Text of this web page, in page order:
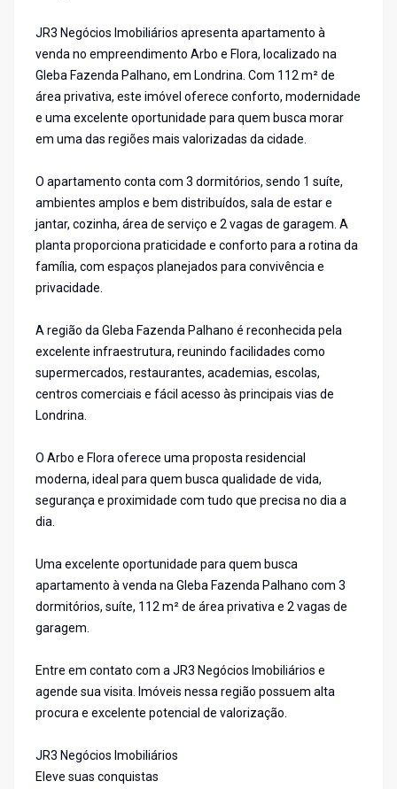
JR3 Negócios Imobiliários apresenta apartamento à
venda no empreendimento Arbo e Flora, localizado na
Gleba Fazenda Palhano, em Londrina. Com 112 m² de
área privativa, este imóvel oferece conforto, modernidade
e uma excelente oportunidade para quem busca morar
em uma das regiões mais valorizadas da cidade.
O apartamento conta com 3 dormitórios, sendo 1 suíte,
ambientes amplos e bem distribuídos, sala de estar e
jantar, cozinha, área de serviço e 2 vagas de garagem. A
planta proporciona praticidade e conforto para a rotina da
família, com espaços planejados para convivência e
privacidade.
A região da Gleba Fazenda Palhano é reconhecida pela
excelente infraestrutura, reunindo facilidades como
supermercados, restaurantes, academias, escolas,
centros comerciais e fácil acesso às principais vias de
Londrina.
O Arbo e Flora oferece uma proposta residencial
moderna, ideal para quem busca qualidade de vida,
segurança e proximidade com tudo que precisa no dia a
dia.
Uma excelente oportunidade para quem busca
apartamento à venda na Gleba Fazenda Palhano com 3
dormitórios, suíte, 112 m² de área privativa e 2 vagas de
garagem.
Entre em contato com a JR3 Negócios Imobiliários e
agende sua visita. Imóveis nessa região possuem alta
procura e excelente potencial de valorização.
JR3 Negócios Imobiliários
Eleve suas conquistas